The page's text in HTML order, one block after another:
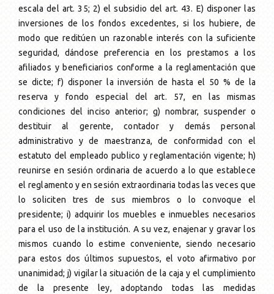
escala del art. 35; 2) el subsidio del art. 43. E) disponer las
inversiones de los fondos excedentes, si los hubiere, de
modo que reditúen un razonable interés con la suficiente
seguridad, dándose preferencia en los prestamos a los
afiliados y beneficiarios conforme a la reglamentación que
se dicte; f) disponer la inversión de hasta el 50 % de la
reserva y fondo especial del art. 57, en las mismas
condiciones del inciso anterior; g) nombrar, suspender o
destituir al gerente, contador y demás personal
administrativo y de maestranza, de conformidad con el
estatuto del empleado publico y reglamentación vigente; h)
reunirse en sesión ordinaria de acuerdo a lo que establece
el reglamento y en sesión extraordinaria todas las veces que
lo soliciten tres de sus miembros o lo convoque el
presidente; i) adquirir los muebles e inmuebles necesarios
para el uso de la institución. A su vez, enajenar y gravar los
mismos cuando lo estime conveniente, siendo necesario
para estos dos últimos supuestos, el voto afirmativo por
unanimidad; j) vigilar la situación de la caja y el cumplimiento
de la presente ley, adoptando todas las medidas